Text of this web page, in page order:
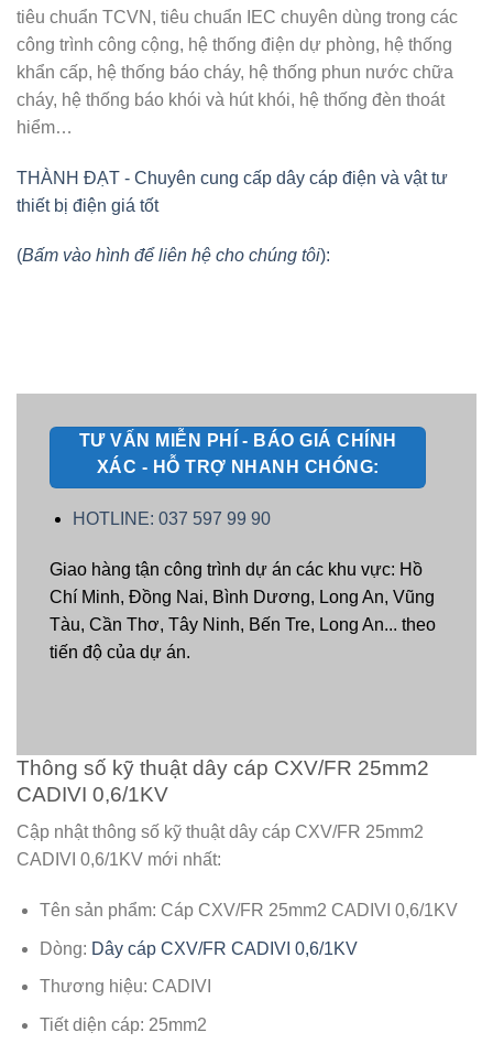
tiêu chuẩn TCVN, tiêu chuẩn IEC chuyên dùng trong các
công trình công cộng, hệ thống điện dự phòng, hệ thống
khẩn cấp, hệ thống báo cháy, hệ thống phun nước chữa
cháy, hệ thống báo khói và hút khói, hệ thống đèn thoát
hiểm…
THÀNH ĐẠT - Chuyên cung cấp dây cáp điện và vật tư
thiết bị điện giá tốt
(Bấm vào hình để liên hệ cho chúng tôi):
TƯ VẤN MIỄN PHÍ - BÁO GIÁ CHÍNH
XÁC - HỖ TRỢ NHANH CHÓNG:
HOTLINE: 037 597 99 90
Giao hàng tận công trình dự án các khu vực: Hồ
Chí Minh, Đồng Nai, Bình Dương, Long An, Vũng
Tàu, Cần Thơ, Tây Ninh, Bến Tre, Long An... theo
tiến độ của dự án.
Thông số kỹ thuật dây cáp CXV/FR 25mm2
CADIVI 0,6/1KV
Cập nhật thông số kỹ thuật dây cáp CXV/FR 25mm2
CADIVI 0,6/1KV mới nhất:
Tên sản phẩm: Cáp CXV/FR 25mm2 CADIVI 0,6/1KV
Dòng: Dây cáp CXV/FR CADIVI 0,6/1KV
Thương hiệu: CADIVI
Tiết diện cáp: 25mm2